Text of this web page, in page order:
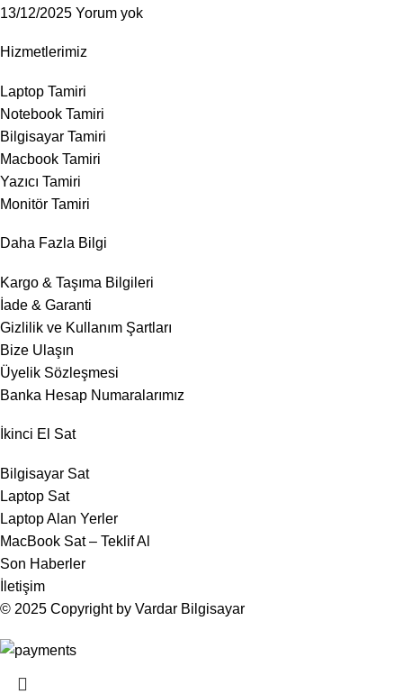
13/12/2025 Yorum yok
Hizmetlerimiz
Laptop Tamiri
Notebook Tamiri
Bilgisayar Tamiri
Macbook Tamiri
Yazıcı Tamiri
Monitör Tamiri
Daha Fazla Bilgi
Kargo & Taşıma Bilgileri
İade & Garanti
Gizlilik ve Kullanım Şartları
Bize Ulaşın
Üyelik Sözleşmesi
Banka Hesap Numaralarımız
İkinci El Sat
Bilgisayar Sat
Laptop Sat
Laptop Alan Yerler
MacBook Sat – Teklif Al
Son Haberler
İletişim
© 2025 Copyright by Vardar Bilgisayar